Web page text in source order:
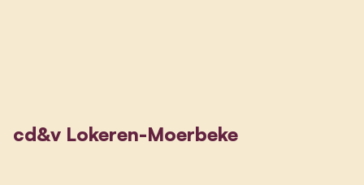
cd&v Lokeren-Moerbeke